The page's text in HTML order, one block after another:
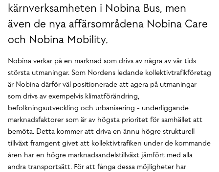
kärnverksamheten i Nobina Bus, men
även de nya affärsområdena Nobina Care
och Nobina Mobility.
Nobina verkar på en marknad som drivs av några av vår tids
största utmaningar. Som Nordens ledande kollektivtrafikföretag
är Nobina därför väl positionerade att agera på utmaningar
som drivs av exempelvis klimatförändring,
befolkningsutveckling och urbanisering - underliggande
marknadsfaktorer som är av högsta prioritet för samhället att
bemöta. Detta kommer att driva en ännu högre strukturell
tillväxt framgent givet att kollektivtrafiken under de kommande
åren har en högre marknadsandelstillväxt jämfört med alla
andra transportsätt. För att fånga dessa möjligheter har